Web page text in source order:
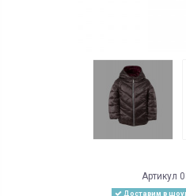
Артикул
Доставим в